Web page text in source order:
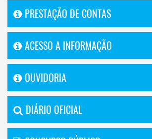
PRESTAÇÃO DE CONTAS
ACESSO A INFORMAÇÃO
OUVIDORIA
DIÁRIO OFICIAL